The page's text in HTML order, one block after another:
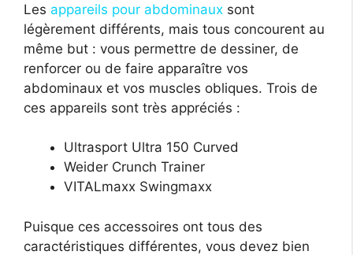
Les appareils pour abdominaux sont
légèrement différents, mais tous concourent au
même but : vous permettre de dessiner, de
renforcer ou de faire apparaître vos
abdominaux et vos muscles obliques. Trois de
ces appareils sont très appréciés :
Ultrasport Ultra 150 Curved
Weider Crunch Trainer
VITALmaxx Swingmaxx
Puisque ces accessoires ont tous des
caractéristiques différentes, vous devez bien